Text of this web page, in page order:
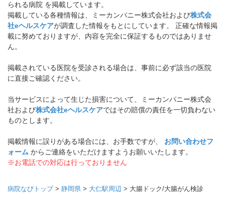
られる病院 を掲載しています。
掲載している各種情報は、ミーカンパニー株式会社および株式会
社eヘルスケアが調査した情報をもとにしています。 正確な情報掲
載に努めておりますが、内容を完全に保証するものではありませ
ん。
掲載されている医院を受診される場合は、事前に必ず該当の医院
に直接ご確認ください。
当サービスによって生じた損害について、ミーカンパニー株式会
社および株式会社eヘルスケアではその賠償の責任を一切負わない
ものとします。
掲載情報に誤りがある場合には、お手数ですが、 お問い合わせフ
ォーム からご連絡をいただけますようお願いいたします。
※お電話での対応は行っておりません
病院なびトップ> 静岡県 > 大仁駅周辺 > 大腸ドック/大腸がん検診